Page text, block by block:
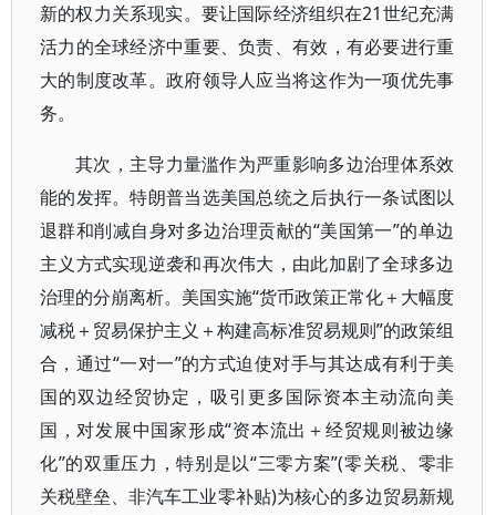
新的权力关系现实。要让国际经济组织在21世纪充满
活力的全球经济中重要、负责、有效，有必要进行重
大的制度改革。政府领导人应当将这作为一项优先事
务。
其次，主导力量滥作为严重影响多边治理体系效
能的发挥。特朗普当选美国总统之后执行一条试图以
退群和削减自身对多边治理贡献的“美国第一”的单边
主义方式实现逆袭和再次伟大，由此加剧了全球多边
治理的分崩离析。美国实施“货币政策正常化＋大幅度
减税＋贸易保护主义＋构建高标准贸易规则”的政策组
合，通过“一对一”的方式迫使对手与其达成有利于美
国的双边经贸协定，吸引更多国际资本主动流向美
国，对发展中国家形成“资本流出＋经贸规则被边缘
化”的双重压力，特别是以“三零方案”(零关税、零非
关税壁垒、非汽车工业零补贴)为核心的多边贸易新规